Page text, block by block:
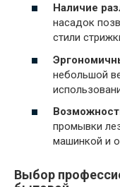
Наличие
насадок
стили
небольшой
промывки
машинкой и
Выбор